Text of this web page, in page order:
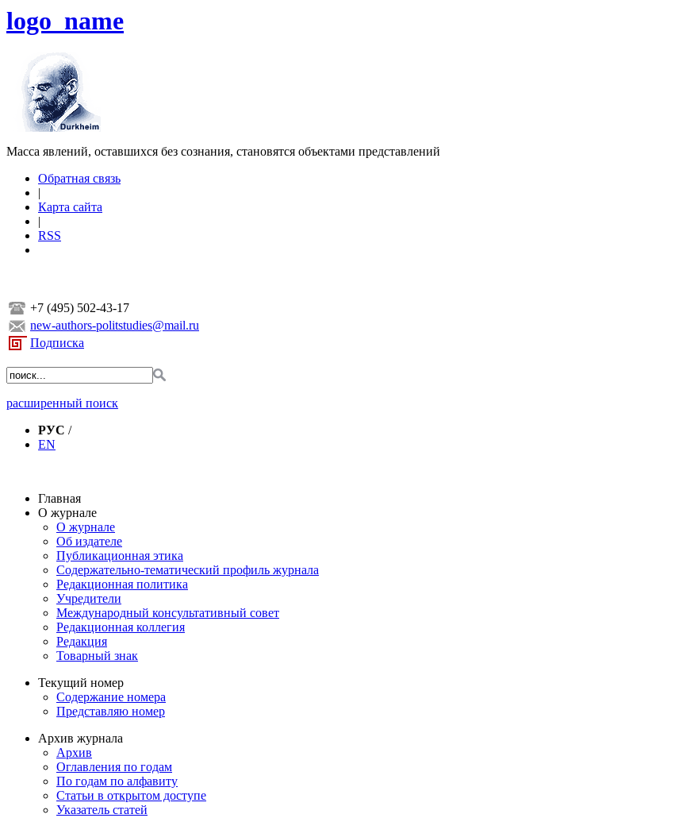
logo_name
Масса явлений, оставшихся без сознания, становятся объектами представлений
Обратная связь
|
Карта сайта
|
RSS
+7 (495) 502-43-17
new-authors-politstudies@mail.ru
Подписка
расширенный поиск
РУС /
EN
Главная
О журнале
О журнале
Об издателе
Публикационная этика
Содержательно-тематический профиль журнала
Редакционная политика
Учредители
Международный консультативный совет
Редакционная коллегия
Редакция
Товарный знак
Текущий номер
Содержание номера
Представляю номер
Архив журнала
Архив
Оглавления по годам
По годам по алфавиту
Статьи в открытом доступе
Указатель статей